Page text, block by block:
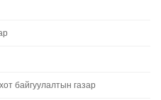
байгуулалтын газар